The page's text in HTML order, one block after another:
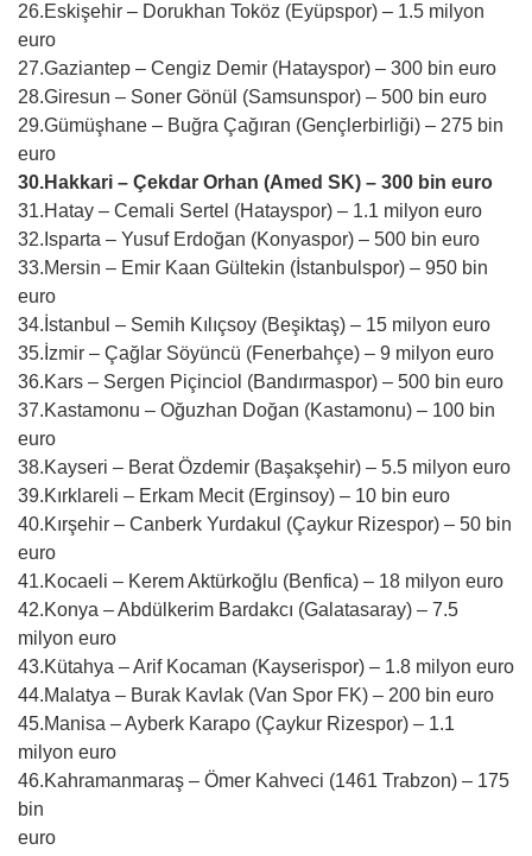
26.Eskişehir – Dorukhan Toköz (Eyüpspor) – 1.5 milyon
euro
27.Gaziantep – Cengiz Demir (Hatayspor) – 300 bin euro
28.Giresun – Soner Gönül (Samsunspor) – 500 bin euro
29.Gümüşhane – Buğra Çağıran (Gençlerbirliği) – 275 bin
euro
30.Hakkari – Çekdar Orhan (Amed SK) – 300 bin euro
31.Hatay – Cemali Sertel (Hatayspor) – 1.1 milyon euro
32.Isparta – Yusuf Erdoğan (Konyaspor) – 500 bin euro
33.Mersin – Emir Kaan Gültekin (İstanbulspor) – 950 bin
euro
34.İstanbul – Semih Kılıçsoy (Beşiktaş) – 15 milyon euro
35.İzmir – Çağlar Söyüncü (Fenerbahçe) – 9 milyon euro
36.Kars – Sergen Piçinciol (Bandırmaspor) – 500 bin euro
37.Kastamonu – Oğuzhan Doğan (Kastamonu) – 100 bin
euro
38.Kayseri – Berat Özdemir (Başakşehir) – 5.5 milyon euro
39.Kırklareli – Erkam Mecit (Erginsoy) – 10 bin euro
40.Kırşehir – Canberk Yurdakul (Çaykur Rizespor) – 50 bin
euro
41.Kocaeli – Kerem Aktürkoğlu (Benfica) – 18 milyon euro
42.Konya – Abdülkerim Bardakcı (Galatasaray) – 7.5
milyon euro
43.Kütahya – Arif Kocaman (Kayserispor) – 1.8 milyon euro
44.Malatya – Burak Kavlak (Van Spor FK) – 200 bin euro
45.Manisa – Ayberk Karapo (Çaykur Rizespor) – 1.1
milyon euro
46.Kahramanmaraş – Ömer Kahveci (1461 Trabzon) – 175
bin
euro